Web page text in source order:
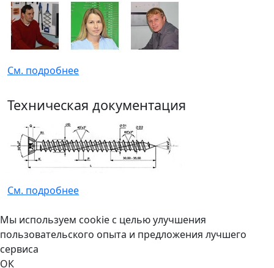
См. подробнее
Техническая документация
См. подробнее
Мы используем cookie с целью улучшения
пользовательского опыта и предложения лучшего
сервиса
ОК